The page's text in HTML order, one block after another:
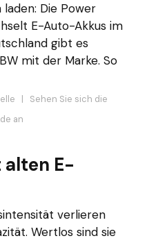
Die Power
E-Auto-Akkus im
gibt es
mit der Marke. So
| Sehen Sie sich die
an
alten E-
verlieren
Wertlos sind sie